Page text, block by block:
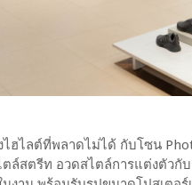
ฮไลต์ที่พลาดไม่ได้ กับโซน
ล์สตรีท อวดสไตล์การแต่งตัวกับ